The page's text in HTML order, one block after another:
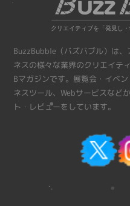
BuzzBubble（バズバブル）は
ネスの様々な業界のクリエイテ
Bマガジンです。展覧会・イベ
ネスツール、Webサービスなど
ト・レビューをしています。